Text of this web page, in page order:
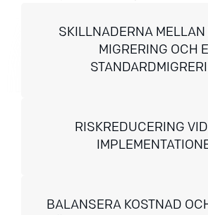
SKILLNADERNA
MIGRERING OCH
RISKREDUCERING
BALANSERA KOSTNAD